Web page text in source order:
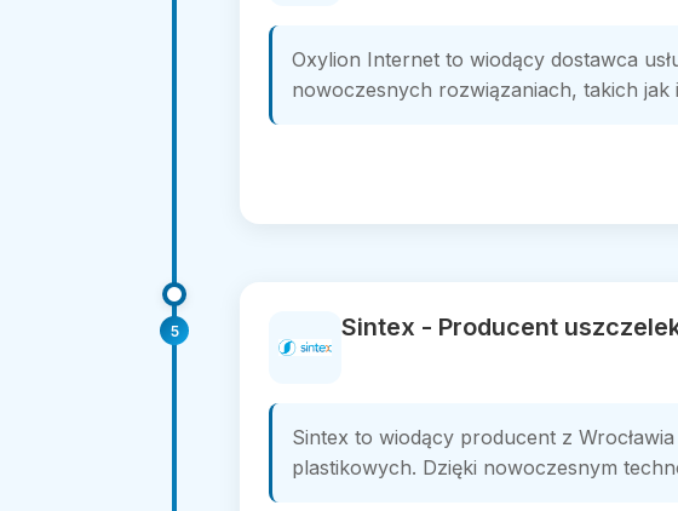
Oxylion Internet to wiodący dostawca
nowoczesnych rozwiązaniach, takich jak
5 Sintex - Producent
Sintex to wiodący producent z
plastikowych. Dzięki nowoczesnym